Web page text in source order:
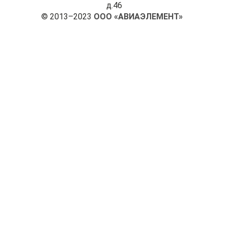
д.46
© 2013–2023 ООО «АВИАЭЛЕМЕНТ»